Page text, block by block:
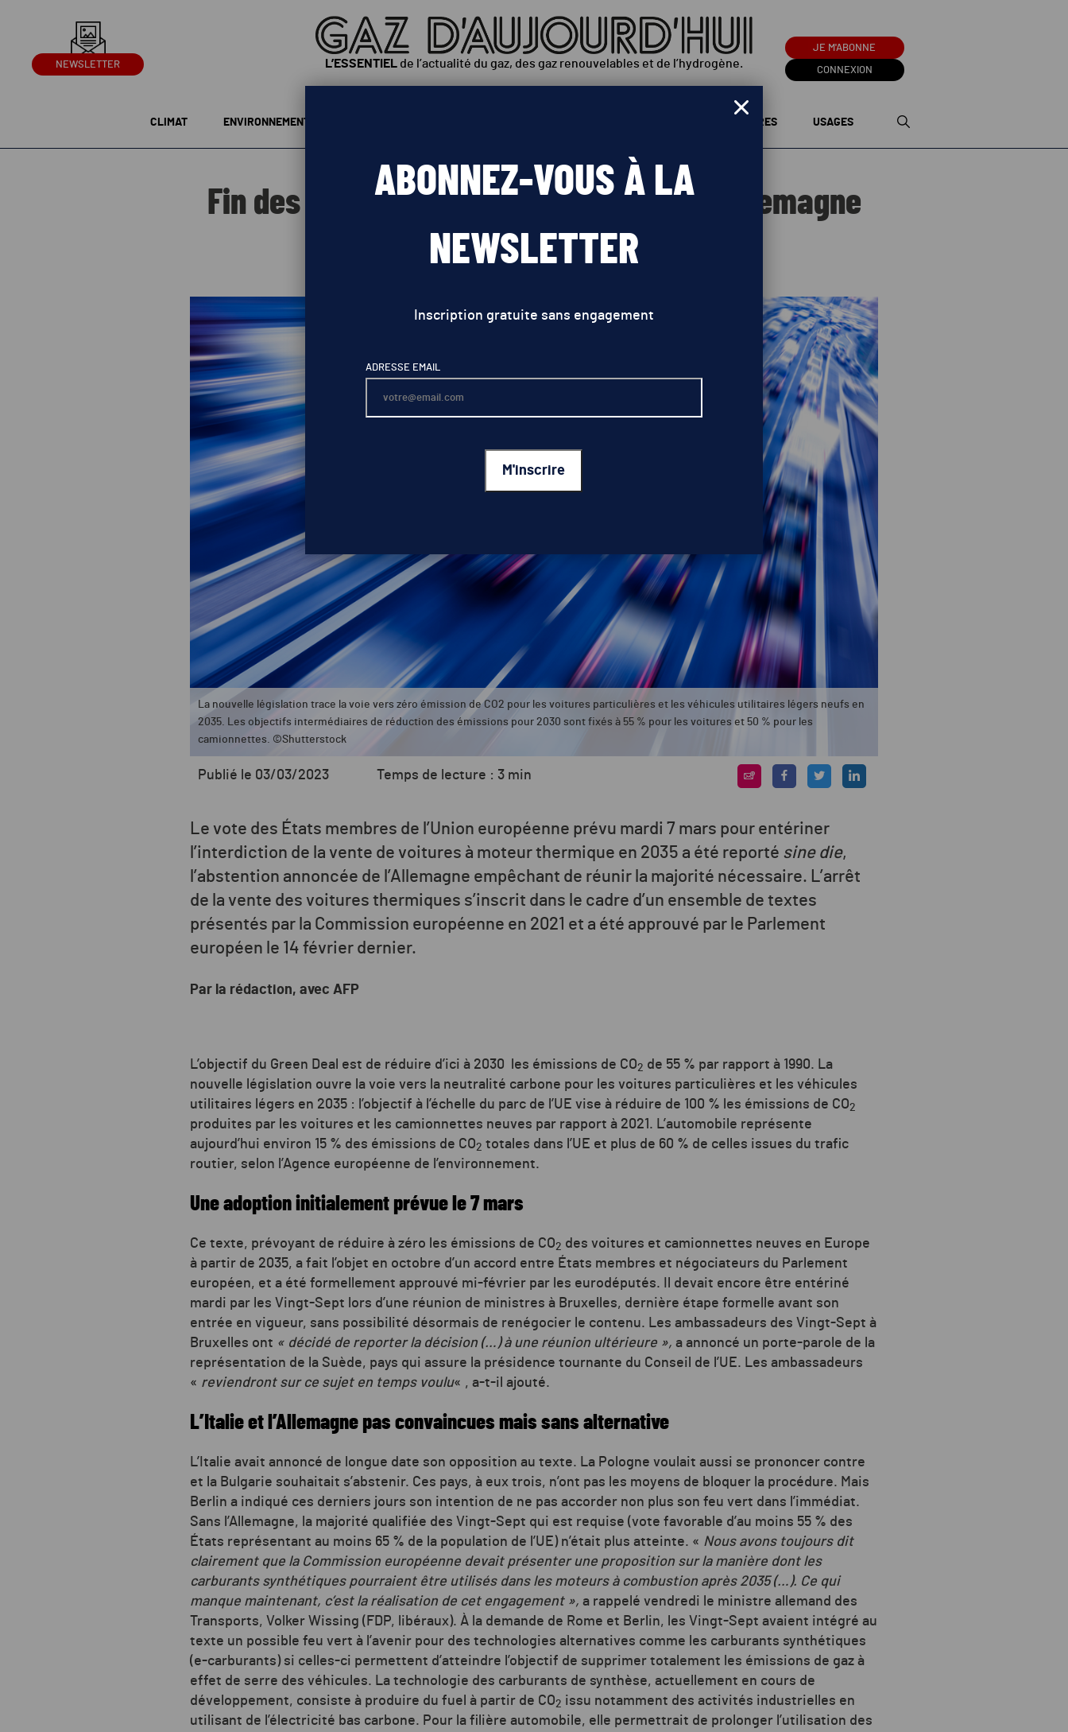
NEWSLETTER L’ESSENTIEL de l’actualité du gaz, des gaz renouvelables et de l’hydrogène.
JE M'ABONNE
CONNEXION
CLIMAT ENVIRONNEMENT TERRITOIRES USAGES
Fin des voitures à moteur thermique : l’Allemagne
émet de nouvelles conditions
La nouvelle législation trace la voie vers zéro émission de CO2 pour les voitures particulières et les véhicules utilitaires légers neufs en
2035. Les objectifs intermédiaires de réduction des émissions pour 2030 sont fixés à 55 % pour les voitures et 50 % pour les
camionnettes. ©Shutterstock
Publié le 03/03/2023 Temps de lecture : 3 min
Le vote des États membres de l’Union européenne prévu mardi 7 mars pour entériner
l’interdiction de la vente de voitures à moteur thermique en 2035 a été reporté sine die,
l’abstention annoncée de l’Allemagne empêchant de réunir la majorité nécessaire. L’arrêt
de la vente des voitures thermiques s’inscrit dans le cadre d’un ensemble de textes
présentés par la Commission européenne en 2021 et a été approuvé par le Parlement
européen le 14 février dernier.
Par la rédaction, avec AFP
L’objectif du Green Deal est de réduire d’ici à 2030 les émissions de CO2 de 55 % par rapport à 1990. La
nouvelle législation ouvre la voie vers la neutralité carbone pour les voitures particulières et les véhicules
utilitaires légers en 2035 : l’objectif à l’échelle du parc de l’UE vise à réduire de 100 % les émissions de CO2
produites par les voitures et les camionnettes neuves par rapport à 2021. L’automobile représente
aujourd’hui environ 15 % des émissions de CO2 totales dans l’UE et plus de 60 % de celles issues du trafic
routier, selon l’Agence européenne de l’environnement.
Une adoption initialement prévue le 7 mars
Ce texte, prévoyant de réduire à zéro les émissions de CO2 des voitures et camionnettes neuves en Europe
à partir de 2035, a fait l’objet en octobre d’un accord entre États membres et négociateurs du Parlement
européen, et a été formellement approuvé mi-février par les eurodéputés. Il devait encore être entériné
mardi par les Vingt-Sept lors d’une réunion de ministres à Bruxelles, dernière étape formelle avant son
entrée en vigueur, sans possibilité désormais de renégocier le contenu. Les ambassadeurs des Vingt-Sept à
Bruxelles ont « décidé de reporter la décision (…) à une réunion ultérieure », a annoncé un porte-parole de la
représentation de la Suède, pays qui assure la présidence tournante du Conseil de l’UE. Les ambassadeurs
« reviendront sur ce sujet en temps voulu« , a-t-il ajouté.
L’Italie et l’Allemagne pas convaincues mais sans alternative
L’Italie avait annoncé de longue date son opposition au texte. La Pologne voulait aussi se prononcer contre
et la Bulgarie souhaitait s’abstenir. Ces pays, à eux trois, n’ont pas les moyens de bloquer la procédure. Mais
Berlin a indiqué ces derniers jours son intention de ne pas accorder non plus son feu vert dans l’immédiat.
Sans l’Allemagne, la majorité qualifiée des Vingt-Sept qui est requise (vote favorable d’au moins 55 % des
États représentant au moins 65 % de la population de l’UE) n’était plus atteinte. « Nous avons toujours dit
clairement que la Commission européenne devait présenter une proposition sur la manière dont les
carburants synthétiques pourraient être utilisés dans les moteurs à combustion après 2035 (…). Ce qui
manque maintenant, c’est la réalisation de cet engagement », a rappelé vendredi le ministre allemand des
Transports, Volker Wissing (FDP, libéraux). À la demande de Rome et Berlin, les Vingt-Sept avaient intégré au
texte un possible feu vert à l’avenir pour des technologies alternatives comme les carburants synthétiques
(e-carburants) si celles-ci permettent d’atteindre l’objectif de supprimer totalement les émissions de gaz à
effet de serre des véhicules. La technologie des carburants de synthèse, actuellement en cours de
développement, consiste à produire du fuel à partir de CO2 issu notamment des activités industrielles en
utilisant de l’électricité bas carbone. Pour la filière automobile, elle permettrait de prolonger l’utilisation des
ABONNEZ-VOUS À LA
NEWSLETTER
Inscription gratuite sans engagement
ADRESSE EMAIL